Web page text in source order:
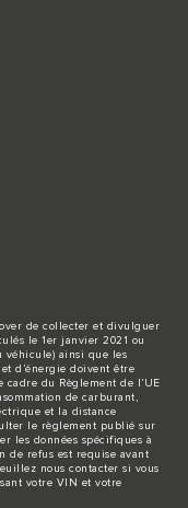
de collecter et divulguer
le 1er janvier 2021 ou
véhicule) ainsi que les
d’énergie doivent être
cadre du Règlement de l’UE
de carburant,
et la distance
le règlement publié sur
les données spécifiques à
de refus est requise avant
nous contacter si vous
votre VIN et votre